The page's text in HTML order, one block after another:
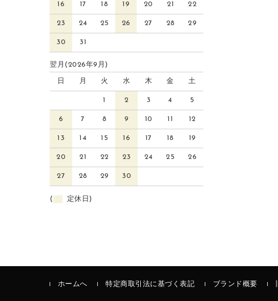
16 17 18 19 20 21 22
23 24 25 26 27 28 29
30 31
翌月(2026年9月)
日 月 火 水 木 金 土
1 2 3 4 5
6 7 8 9 10 11 12
13 14 15 16 17 18 19
20 21 22 23 24 25 26
27 28 29 30
( 定休日)
ホームへ 特定商取引法に基づく表記 ブランド概要